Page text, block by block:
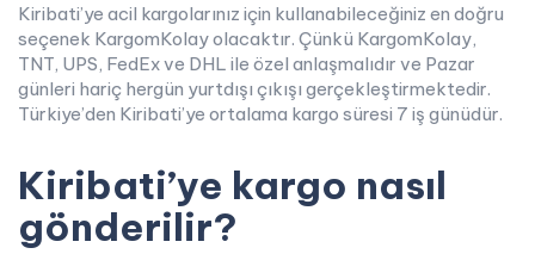
Kiribati’ye acil kargolarınız için kullanabileceğiniz en doğru
seçenek KargomKolay olacaktır. Çünkü KargomKolay,
TNT, UPS, FedEx ve DHL ile özel anlaşmalıdır ve Pazar
günleri hariç hergün yurtdışı çıkışı gerçekleştirmektedir.
Türkiye’den Kiribati’ye ortalama kargo süresi 7 iş günüdür.
Kiribati’ye kargo nasıl
gönderilir?